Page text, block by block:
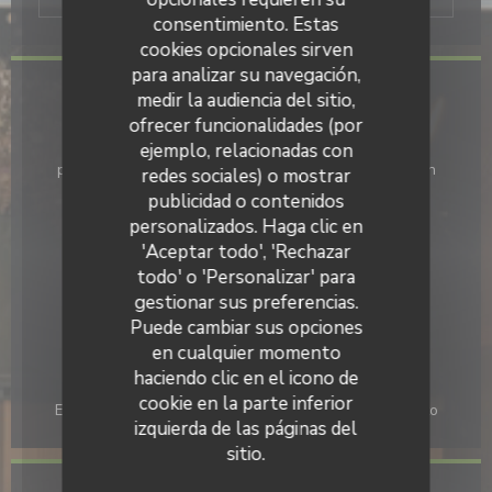
consentimiento. Estas
cookies opcionales sirven
para analizar su navegación,
medir la audiencia del sitio,
ofrecer funcionalidades (por
ejemplo, relacionadas con
redes sociales) o mostrar
publicidad o contenidos
personalizados. Haga clic en
'Aceptar todo', 'Rechazar
todo' o 'Personalizar' para
gestionar sus preferencias.
Puede cambiar sus opciones
en cualquier momento
haciendo clic en el icono de
cookie en la parte inferior
izquierda de las páginas del
sitio.
Información general
Cocina
productos de temporada, Producto regional, Hecho en
casa, productos frescos
Tipo de negocio
Cave à Cidre, Crepería
Servicios
Climatización, Terraza
Métodos de pago
Pago móvil, Sin contacto, Contactless Payment,
Eurocard/Mastercard, Efectivo, Visa, Tarjeta de Crédito